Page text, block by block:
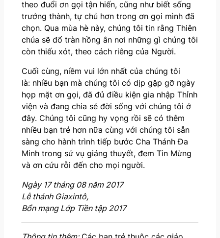
theo đuổi ơn gọi tận hiến, cũng như biết sống
trưởng thành, tự chủ hơn trong ơn gọi mình đã
chọn. Qua mùa hè này, chúng tôi tin rằng Thiên
chúa sẽ đổ tràn hồng ân nơi những gì chúng tôi
còn thiếu xót, theo cách riêng của Người.
Cuối cùng, niềm vui lớn nhất của chúng tôi
là: nhiều bạn mà chúng tôi có dịp gặp gỡ ngày
họp mặt ơn gọi, đã đủ điều kiện gia nhập Thỉnh
viện và đang chia sẻ đời sống với chúng tôi ở
đây. Chúng tôi cũng hy vọng rồi sẽ có thêm
nhiều bạn trẻ hơn nữa cùng với chúng tôi sẵn
sàng cho hành trình tiếp bước Cha Thánh Đa
Minh trong sứ vụ giảng thuyết, đem Tin Mừng
và ơn cứu rỗi đến cho mọi người.
Ngày 17 tháng 08 năm 2017
Lễ thánh Giaxintô,
Bổn mạng Lớp Tiền tập 2017